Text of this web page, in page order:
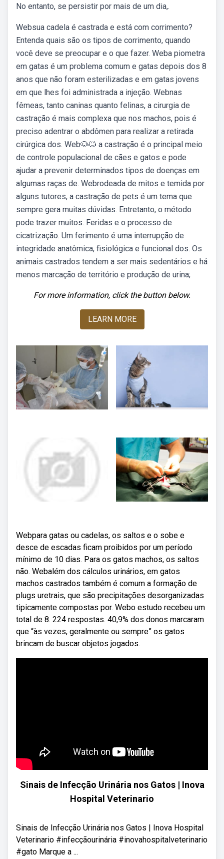
No entanto, se persistir por mais de um dia,.
Websua cadela é castrada e está com corrimento?
Entenda quais são os tipos de corrimento, quando
você deve se preocupar e o que fazer. Weba piometra
em gatas é um problema comum e gatas depois dos 8
anos que não foram esterilizadas e em gatas jovens
em que lhes foi administrada a injeção. Webnas
fêmeas, tanto caninas quanto felinas, a cirurgia de
castração é mais complexa que nos machos, pois é
preciso adentrar o abdômen para realizar a retirada
cirúrgica dos. Web🐶🐱 a castração é o principal meio
de controle populacional de cães e gatos e pode
ajudar a prevenir determinados tipos de doenças em
algumas raças de. Webrodeada de mitos e temida por
alguns tutores, a castração de pets é um tema que
sempre gera muitas dúvidas. Entretanto, o método
pode trazer muitos. Feridas e o processo de
cicatrização. Um ferimento é uma interrupção de
integridade anatômica, fisiológica e funcional dos. Os
animais castrados tendem a ser mais sedentários e há
menos marcação de território e produção de urina;
For more information, click the button below.
LEARN MORE
Webpara gatas ou cadelas, os saltos e o sobe e
desce de escadas ficam proibidos por um período
mínimo de 10 dias. Para os gatos machos, os saltos
não. Webalém dos cálculos urinários, em gatos
machos castrados também é comum a formação de
plugs uretrais, que são precipitações desorganizadas
tipicamente compostas por. Webo estudo recebeu um
total de 8. 224 respostas. 40,9% dos donos marcaram
que “às vezes, geralmente ou sempre” os gatos
brincam de buscar objetos jogados.
Sinais de Infecção Urinária nos Gatos | Inova
Hospital Veterinario
Sinais de Infecção Urinária nos Gatos | Inova Hospital
Veterinario #infecçãourinária #inovahospitalveterinario
#gato Marque a ...